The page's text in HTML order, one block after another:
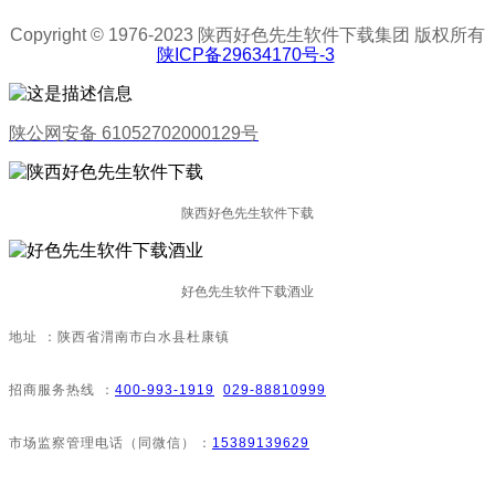
Copyright © 1976-2023 陕西好色先生软件下载集团 版权所有
陕ICP备29634170号-3
陕公网安备 61052702000129号
陕西好色先生软件下载
好色先生软件下载酒业
地址：陕西省渭南市白水县杜康镇
招商服务热线： 400-993-1919 029-88810999
市场监察管理电话（同微信）： 15389139629